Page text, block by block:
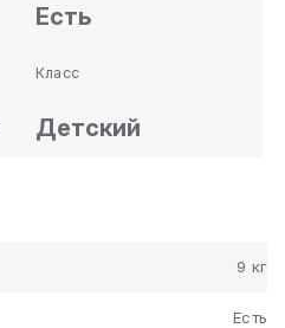
Есть
Класс
Детский
9 кг
Есть